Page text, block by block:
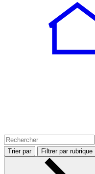
Trier par Filtrer par rubrique